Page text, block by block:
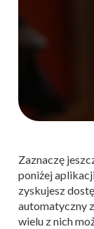
Zaznaczę
poniżej
zyskujesz
automatyczny
wielu z nich